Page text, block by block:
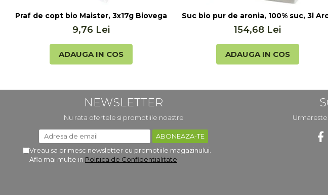
Praf de copt bio Maister, 3x17g Biovegan
9,76 Lei
ADAUGA IN COS
Suc bio pur de aronia, 100% suc, 3l
154,68 Lei
ADAUGA IN COS
NEWSLETTER
Nu rata ofertele si promotiile noastre
Vreau sa primesc newsletter cu promotiile magazinului.
Afla mai multe in Politica de Confidentialitate